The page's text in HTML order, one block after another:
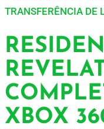
TRANSFERÊNCIA DE
XBOX